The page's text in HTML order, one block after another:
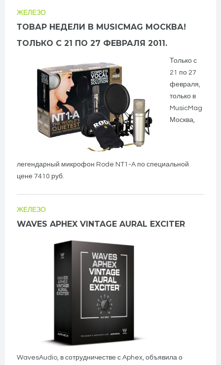
ЖЕЛЕЗО
ТОВАР НЕДЕЛИ В MUSICMAG МОСКВА!
ТОЛЬКО С 21 ПО 27 ФЕВРАЛЯ 2011.
Только с
21 по 27
февраля,
только в
MusicMag
Москва,
легендарный микрофон Rode NT1-A по специальной
цене 7410 руб.
ЖЕЛЕЗО
WAVES APHEX VINTAGE AURAL EXCITER
WavesAudio, в сотрудничестве с Aphex, объявила о